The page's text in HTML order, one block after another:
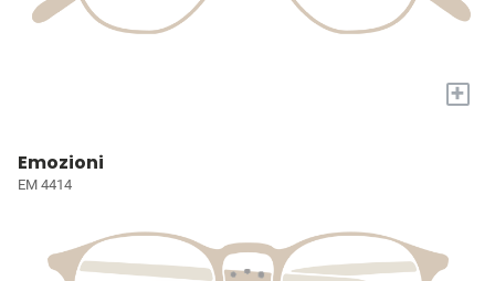
+
Emozioni
EM 4414